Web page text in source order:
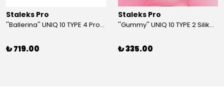
Staleks Pro
''Ballerina'' UNIQ 10 TYPE 4 Profesyonel Tırnak Eti Makası
₺ 719.00
Staleks Pro
''Gummy'' UNIQ 10 TYPE 2 Silikon Saplı Tırnak Eti İtici (Dar Yuvarlak + Yamuk İtici)
₺ 335.00